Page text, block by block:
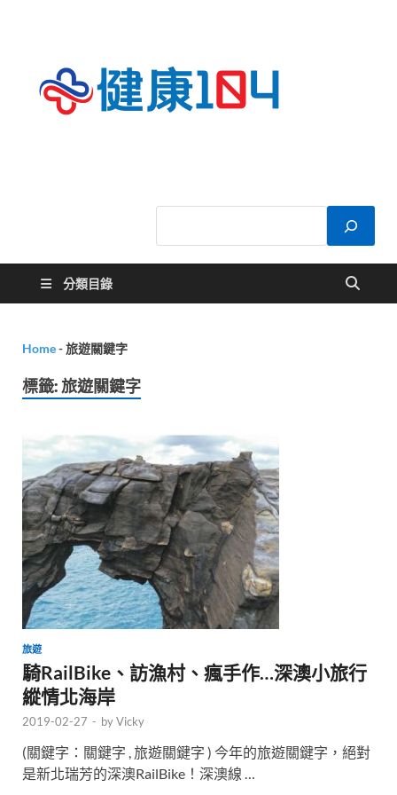
分類目錄
Home-旅遊關鍵字
標籤: 旅遊關鍵字
旅遊
騎RailBike、訪漁村、瘋手作…深澳小旅行
縱情北海岸
2019-02-27 - byVicky
(關鍵字：關鍵字 , 旅遊關鍵字 ) 今年的旅遊關鍵字，絕對
是新北瑞芳的深澳RailBike！深澳線 …